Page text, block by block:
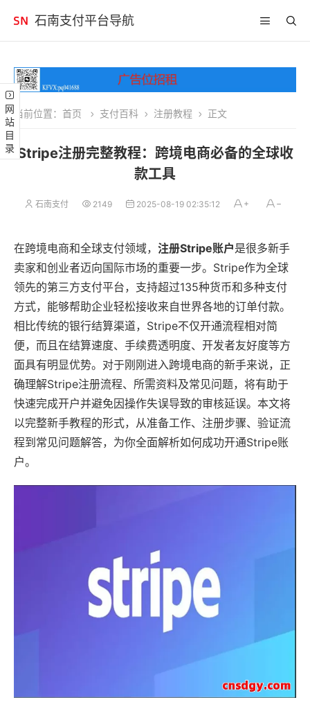
石南支付平台导航
网站目录 当前位置： 首页 支付百科 注册教程 正文
Stripe注册完整教程：跨境电商必备的全球收
款工具
石南支付 2149 2025-08-19 02:35:12
在跨境电商和全球支付领域， 注册Stripe账户是很多新手
卖家和创业者迈向国际市场的重要一步。Stripe作为全球
领先的第三方支付平台，支持超过135种货币和多种支付
方式，能够帮助企业轻松接收来自世界各地的订单付款。
相比传统的银行结算渠道，Stripe不仅开通流程相对简
便，而且在结算速度、手续费透明度、开发者友好度等方
面具有明显优势。对于刚刚进入跨境电商的新手来说，正
确理解Stripe注册流程、所需资料及常见问题，将有助于
快速完成开户并避免因操作失误导致的审核延误。本文将
以完整新手教程的形式，从准备工作、注册步骤、验证流
程到常见问题解答，为你全面解析如何成功开通Stripe账
户。